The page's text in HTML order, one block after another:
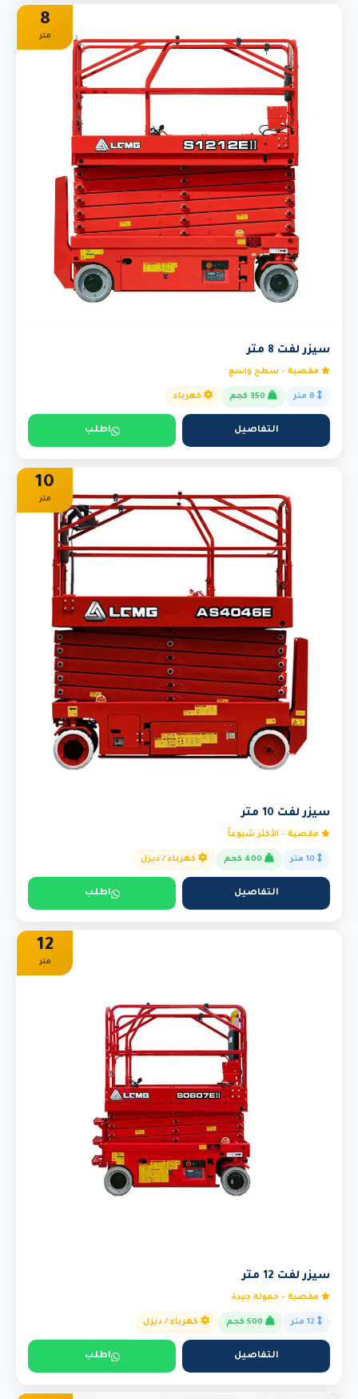
8
متر
سيزر لفت 8 متر
مقصية - سطح واسع
كهرباء
التفاصيل اطلب
10
متر
سيزر لفت 10 متر
مقصية - الأكثر شيوعاً
كهرباء / ديزل
التفاصيل اطلب
12
متر
سيزر لفت 12 متر
مقصية - حمولة جيدة
كهرباء / ديزل
التفاصيل اطلب